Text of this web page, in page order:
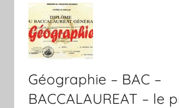
Géographie – BAC –
BACCALAUREAT – le